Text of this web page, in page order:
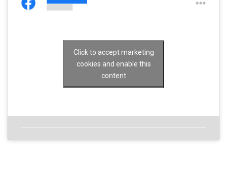
Click to accept marketing
cookies and enable this
content